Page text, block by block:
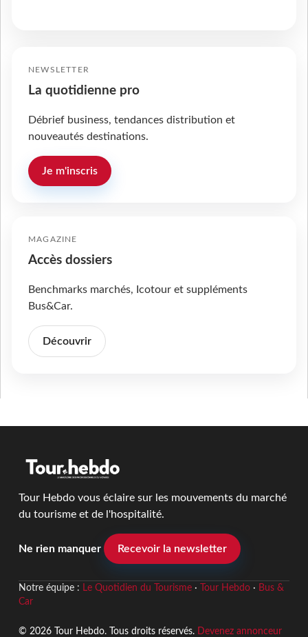
NEWSLETTER
La quotidienne pro
Débrief business, tendances distribution et
nouveautés destinations.
Je m'inscris
MAGAZINE
Accès dossiers
Benchmarks marchés, Icotour et suppléments
Bus&Car.
Découvrir
Tour Hebdo vous éclaire sur les mouvements du marché
du tourisme et de l'hospitalité.
Ne rien manquer Recevoir la newsletter
Notre équipe : Le Quotidien du Tourisme· Tour Hebdo· Bus &
Car
© 2026 Tour Hebdo. Tous droits réservés. Devenez annonceur